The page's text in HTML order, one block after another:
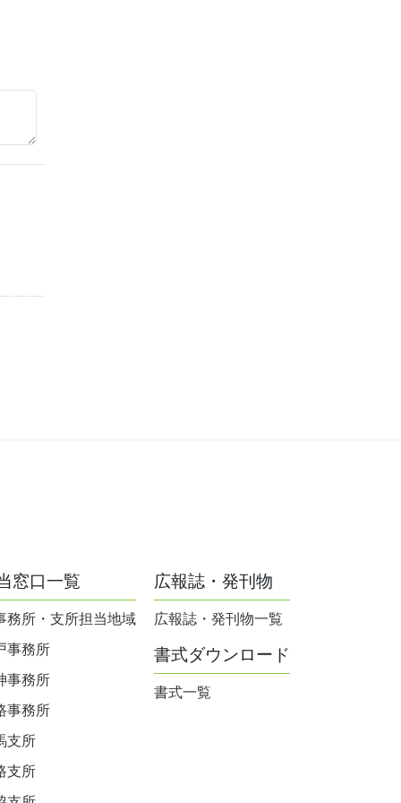
窓口一覧
務所・支所担当地域
事務所
事務所
事務所
支所
支所
広報誌・発刊物
広報誌・発刊物一覧
書式ダウンロード
書式一覧